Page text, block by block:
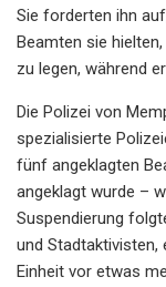
Sie forderten ihn
Beamten sie
zu legen, während
Die Polizei von
spezialisierte
fünf angeklagten
angeklagt wurde –
Suspendierung
und Stadtaktivisten,
Einheit vor etwas